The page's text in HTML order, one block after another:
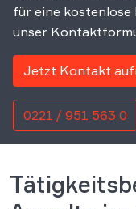
für eine kostenlose
unser
Jetzt Kontakt
0221 / 951 563 0